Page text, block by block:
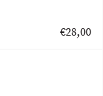
€28,00